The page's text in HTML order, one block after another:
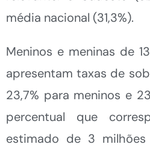
média nacional (31,3%).
Meninos e meninas de
apresentam taxas de
23,7% para meninos e
percentual que
estimado de 3